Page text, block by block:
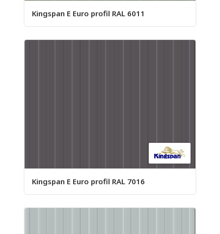
Kingspan E Euro profil RAL 6011
Kingspan E Euro profil RAL 7016